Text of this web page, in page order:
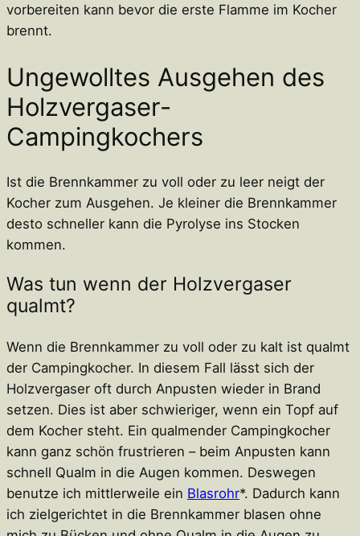
vorbereiten kann bevor die erste Flamme im Kocher
brennt.
Ungewolltes Ausgehen des
Holzvergaser-
Campingkochers
Ist die Brennkammer zu voll oder zu leer neigt der
Kocher zum Ausgehen. Je kleiner die Brennkammer
desto schneller kann die Pyrolyse ins Stocken
kommen.
Was tun wenn der Holzvergaser
qualmt?
Wenn die Brennkammer zu voll oder zu kalt ist qualmt
der Campingkocher. In diesem Fall lässt sich der
Holzvergaser oft durch Anpusten wieder in Brand
setzen. Dies ist aber schwieriger, wenn ein Topf auf
dem Kocher steht. Ein qualmender Campingkocher
kann ganz schön frustrieren – beim Anpusten kann
schnell Qualm in die Augen kommen. Deswegen
benutze ich mittlerweile ein Blasrohr*. Dadurch kann
ich zielgerichtet in die Brennkammer blasen ohne